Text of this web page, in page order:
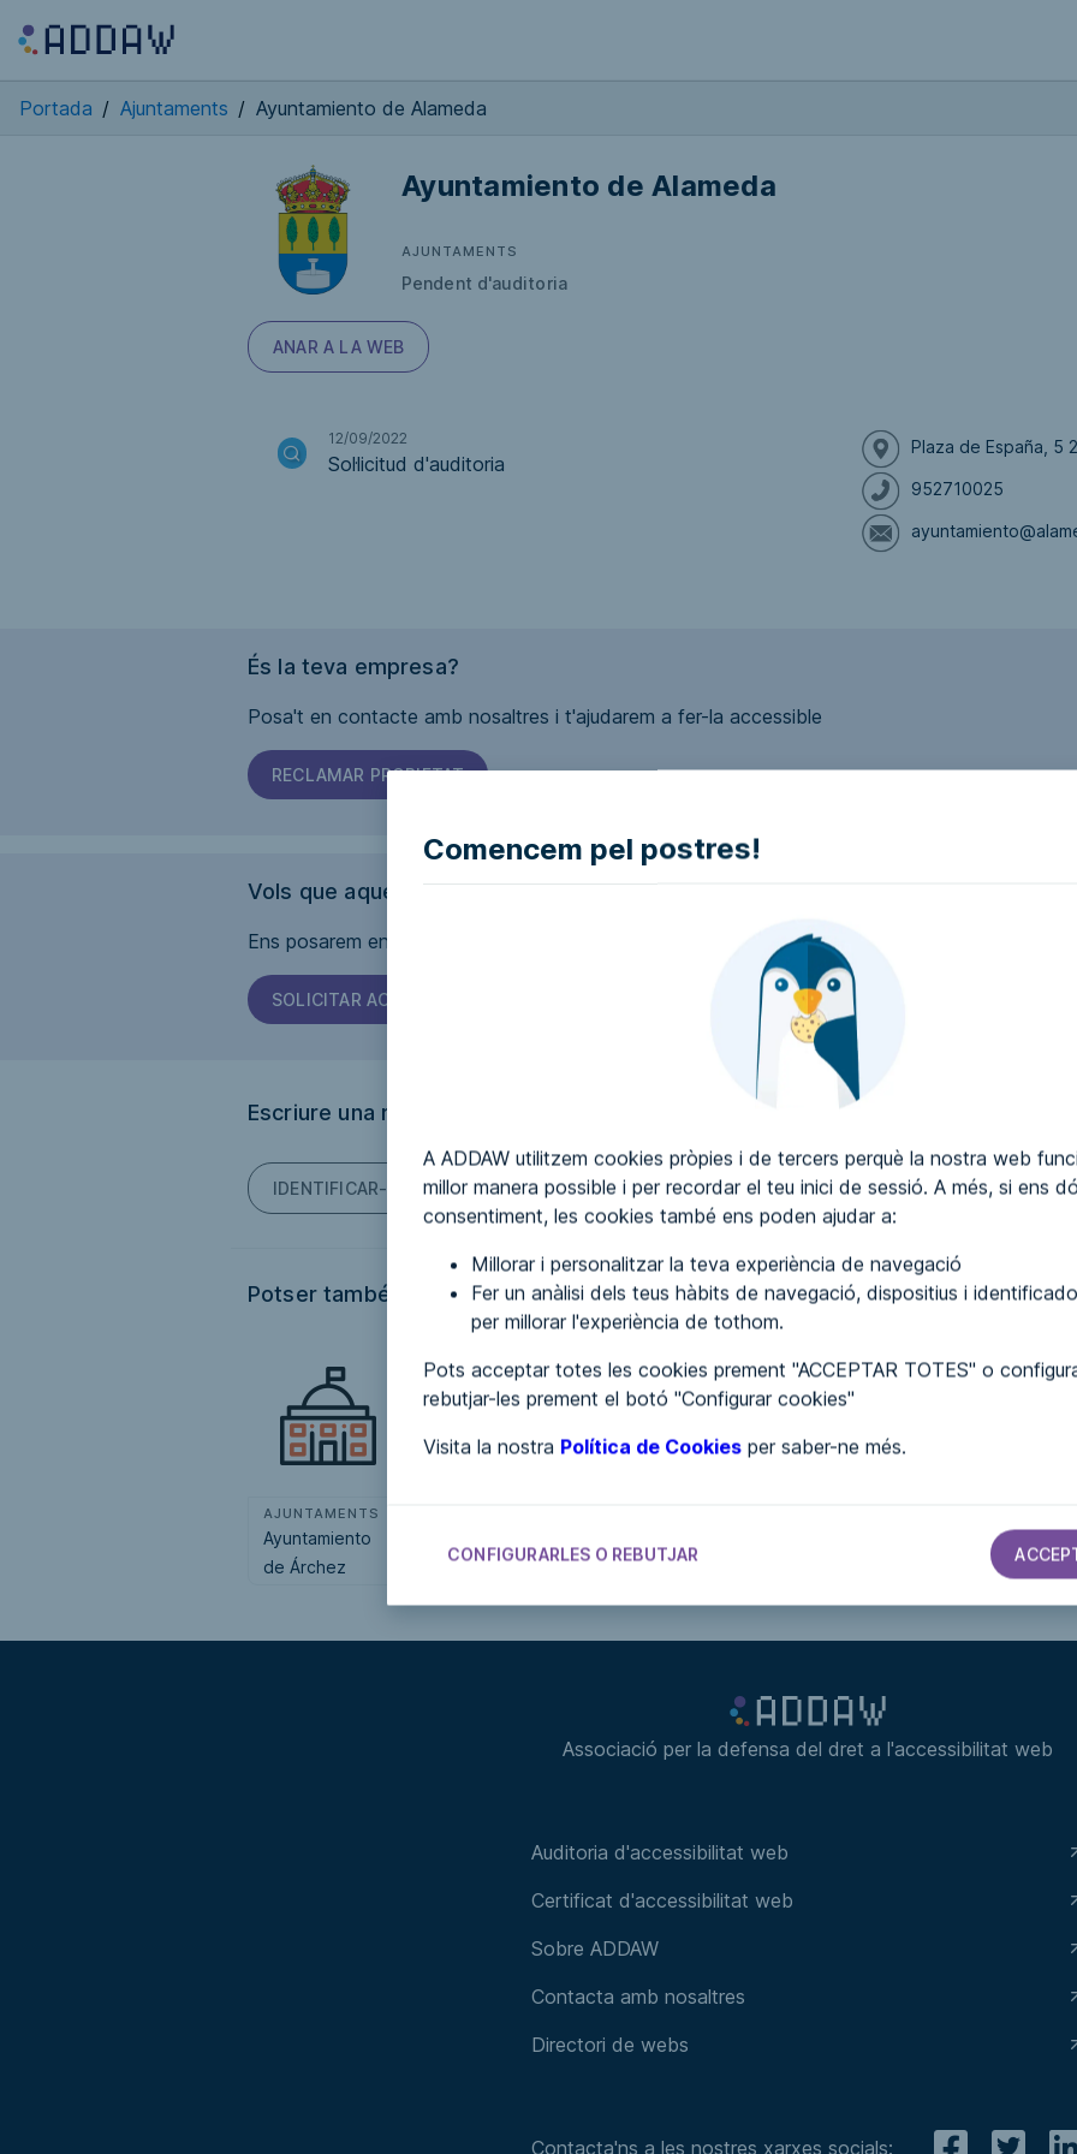
Comencem pel postres!
A ADDAW utilitzem cookies pròpies i de tercers perquè la nostra web
millor manera possible i per recordar el teu inici de sessió. A més, si ens
consentiment, les cookies també ens poden ajudar a:
Millorar i personalitzar la teva experiència de navegació
Fer un anàlisi dels teus hàbits de navegació, dispositius i
per millorar l'experiència de tothom.
Pots acceptar totes les cookies prement "ACCEPTAR TOTES" o
rebutjar-les prement el botó "Configurar cookies"
Visita la nostra Política de Cookies per saber-ne més.
CONFIGURARLES O REBUTJAR
Portada / Ajuntaments / Ayuntamiento de Alameda
Ayuntamiento de Alameda
AJUNTAMENTS
Pendent d'auditoria
ANAR A LA WEB
12/09/2022
Sol·licitud d'auditoria
Plaza de España, 5
952710025
És la teva empresa?
Posa't en contacte amb nosaltres i t'ajudarem a fer-la accessible
RECLAMAR PROPIETAT
Vols que aquesta pàgina sigui accessible?
Ens posarem en contacte amb l'empresa i intentarem que la facin accessible..
SOLICITAR ACCESSIBILITAT
Escriure una ressenya
IDENTIFICAR-TE PER PODER ESCRIURE COMENTARIS
Potser també t'interessi...
AJUNTAMENTS
Ayuntamiento
de Árchez
de Tahal
Ayuntamiento
Associació per la defensa del dret a l'accessibilitat web
Auditoria d'accessibilitat web
Certificat d'accessibilitat web
Sobre ADDAW
Contacta amb nosaltres
Directori de webs
Contacta'ns a les nostres xarxes socials: